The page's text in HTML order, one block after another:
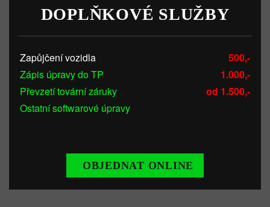
DOPLŇKOVÉ SLUŽBY
Zapůjčení vozidla
500,-
Zápis úpravy do TP
1.000,-
Převzetí tovární záruky
od 1.500,-
Ostatní softwarové úpravy
OBJEDNAT ONLINE